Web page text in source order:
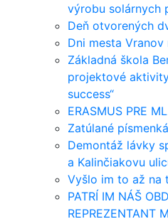
výrobu solárnych
Deň otvorených
Dni mesta
Základná škola
projektové
success“
ERASMUS PRE
Zatúlané písmenká
Demontáž lávky
a Kalinčiakovu
Vyšlo im to až na
PATRÍ IM NÁŠ
REPREZENTANT